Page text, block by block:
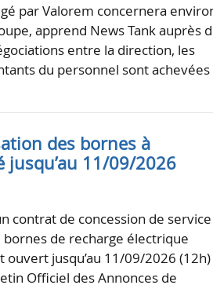
par Valorem concernera
apprend News Tank auprès
entre la direction, les
du personnel sont achevées
des bornes à
jusqu’au 11/09/2026
contrat de concession de service
de recharge électrique
ouvert jusqu’au 11/09/2026 (12h)
Officiel des Annonces de